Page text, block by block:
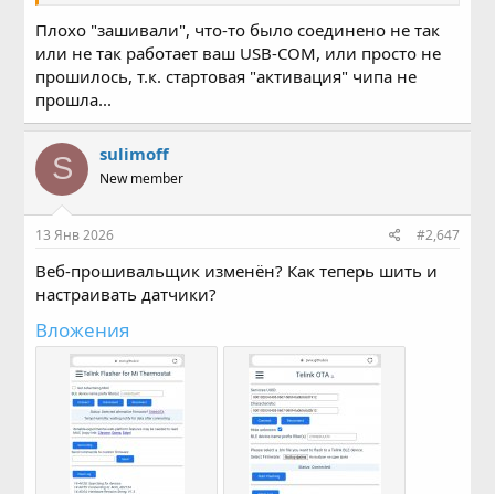
Плохо "зашивали", что-то было соединено не так
или не так работает ваш USB-COM, или просто не
прошилось, т.к. стартовая "активация" чипа не
прошла...
S sulimoff
New member
13 Янв 2026 #2,647
Веб-прошивальщик изменён? Как теперь шить и
настраивать датчики?
Вложения